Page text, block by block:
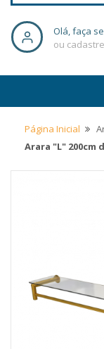
Olá, faça
ou
Página Inicial
Arara "L" 200cm